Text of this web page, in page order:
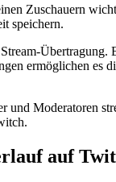
Zuschauern
speichern.
ermöglichen es
und Moderatoren
auf